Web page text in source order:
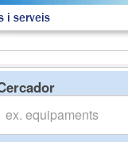
i serveis